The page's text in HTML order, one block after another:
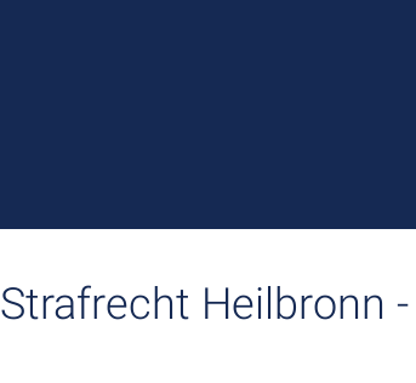
Strafrecht Heilbronn